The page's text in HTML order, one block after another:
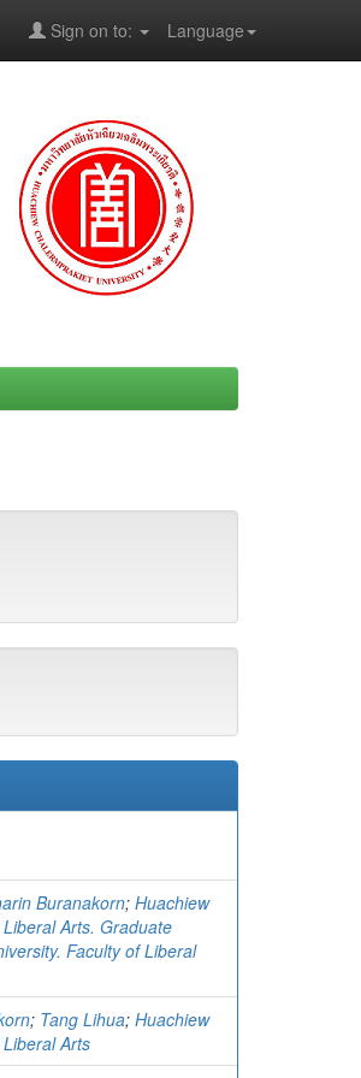
Language
Sign on to:
Buranakorn; Huachiew
Arts. Graduate
Faculty of Liberal
; Tang Lihua; Huachiew
Arts